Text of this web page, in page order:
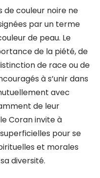
de couleur noire ne
par un terme
de peau. Le
de la piété, de
de race ou de
à s’unir dans
avec
de leur
Coran invite à
pour se
et morales
diversité.